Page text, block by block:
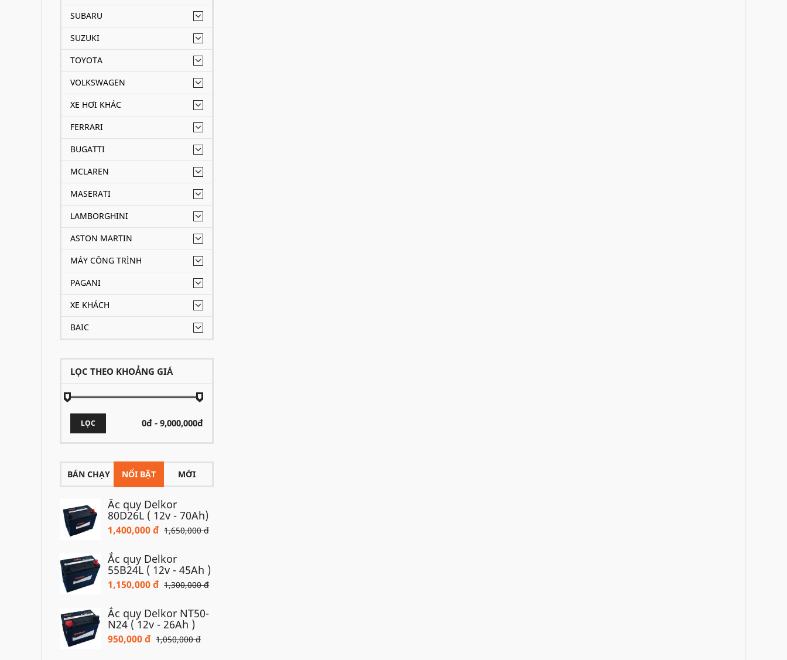
SUBARU
SUZUKI
TOYOTA
VOLKSWAGEN
XE HƠI KHÁC
FERRARI
BUGATTI
MCLAREN
MASERATI
LAMBORGHINI
ASTON MARTIN
MÁY CÔNG TRÌNH
PAGANI
XE KHÁCH
BAIC
LỌC THEO KHOẢNG GIÁ
LỌC
BÁN CHẠY NỔI BẬT MỚI
Ắc quy Delkor
80D26L ( 12v - 70Ah)
1,400,000 đ 1,650,000 đ
Ắc quy Delkor
55B24L ( 12v - 45Ah )
1,150,000 đ 1,300,000 đ
Ắc quy Delkor NT50-
N24 ( 12v - 26Ah )
950,000 đ 1,050,000 đ